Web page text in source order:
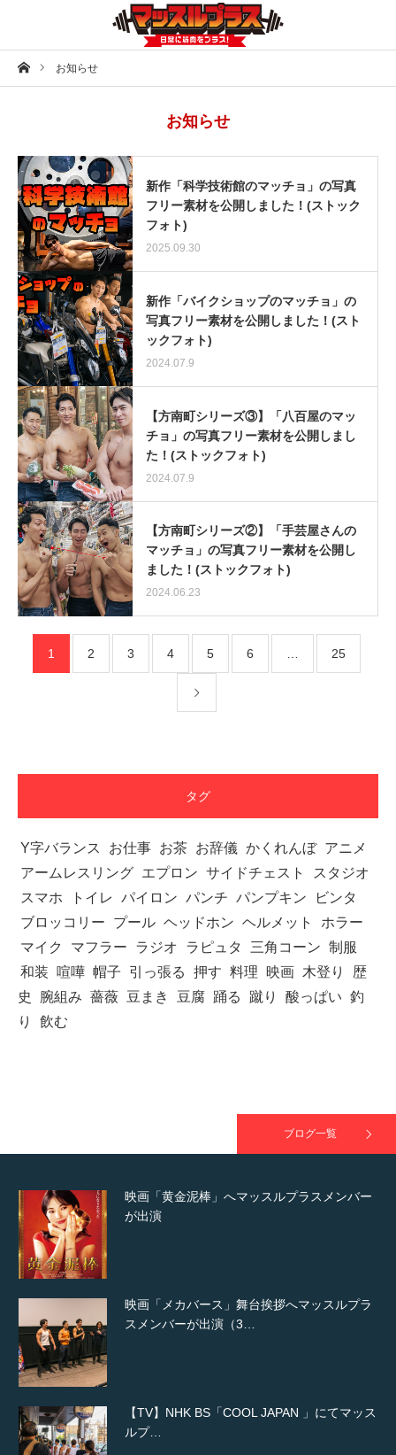
ホームお知らせ
お知らせ
新作「科学技術館のマッチョ」の写真
フリー素材を公開しました！(ストック
フォト)
2025.09.30
新作「バイクショップのマッチョ」の
写真フリー素材を公開しました！(スト
ックフォト)
2024.07.9
【方南町シリーズ③】「八百屋のマッ
チョ」の写真フリー素材を公開しまし
た！(ストックフォト)
2024.07.9
【方南町シリーズ②】「手芸屋さんの
マッチョ」の写真フリー素材を公開し
ました！(ストックフォト)
2024.06.23
1 2 3 4 5 6 25
タグ
Y字バランス お仕事 お茶 お辞儀 かくれんぼ アニメ
アームレスリング エプロン サイドチェスト
スタジオ
スマホ
トイレ パイロン パンチ パンプキン
ビンタ
ブロッコリー
プール ヘッドホン ヘルメット
ホラー
マイク
マフラー ラジオ ラピュタ 三角コーン 制服
和装
喧嘩 帽子 引っ張る 押す 料理 映画 木登り
歴
史
腕組み 薔薇 豆まき 豆腐 踊る 蹴り 酸っぱい 釣
り
飲む
ブログ一覧
【TV】TBS番組「ひるおび」にてマッスルプ
ラスが紹介されま…
TOKYO FMラジオ番組「ONE MORNING」
で紹介さ…
映画「黄金泥棒」へマッスルプラスメンバー
が出演
映画「メカバース」舞台挨拶へマッスルプラ
スメンバーが出演（3…
【TV】NHK BS「COOL JAPAN 」にてマッス
ルプ…